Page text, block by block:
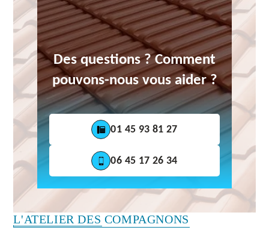
Des questions ? Comment
pouvons-nous vous aider ?
01 45 93 81 27
06 45 17 26 34
L'ATELIER DES COMPAGNONS